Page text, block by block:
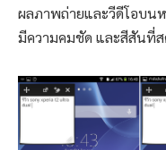
ผลภาพถ่ายและวีดีโอบน
มีความคมชัด และสีสันที่ส